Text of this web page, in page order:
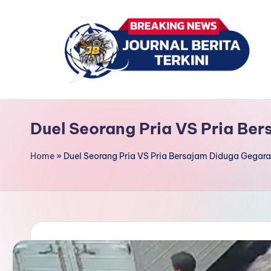
J
u
a
l
B
Duel Seorang Pria VS Pria
Home» Duel Seorang Pria VS Pria Bersajam Diduga